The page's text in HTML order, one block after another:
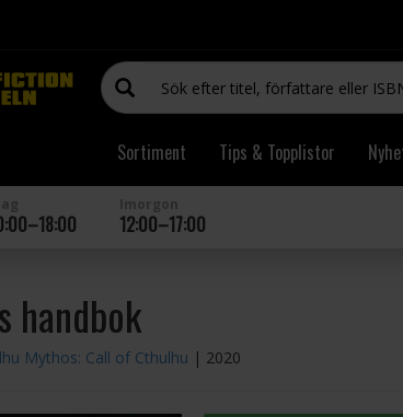
Sortiment Tips & Topplistor
12:00–17:00
handbok
Mythos: Call of Cthulhu | 2020